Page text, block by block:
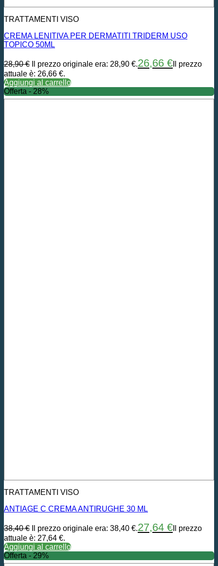
TRATTAMENTI VISO
CREMA LENITIVA PER DERMATITI TRIDERM USO
TOPICO 50ML
28,90€ Il prezzo originale era: 28,90 €.26,66 € Il prezzo
attuale è: 26,66 €.
Aggiungi al carrello
Offerta - 28%
TRATTAMENTI VISO
ANTIAGE C CREMA ANTIRUGHE 30 ML
38,40€ Il prezzo originale era: 38,40 €.27,64 € Il prezzo
attuale è: 27,64 €.
Aggiungi al carrello
Offerta - 29%